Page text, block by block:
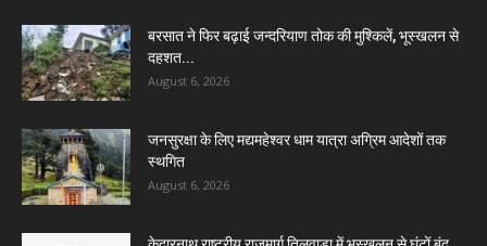
बरसात ने फिर बढ़ाई जन्दरियाण तोक की मुश्किलें, भूस्खलन से
दहशत...
August 6, 2026
जनसुरक्षा के लिए मद्यमहेश्वर धाम यात्रा अग्रिम आदेशों तक
स्थगित
August 6, 2026